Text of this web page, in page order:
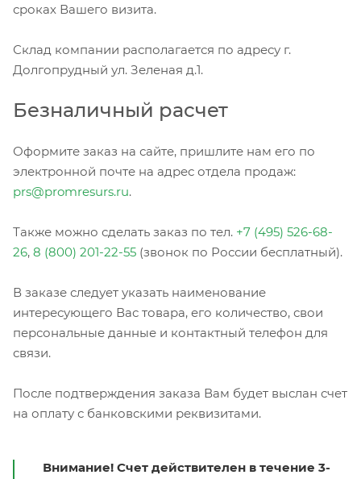
сроках Вашего визита.
Склад компании располагается по адресу г.
Долгопрудный ул. Зеленая д.1.
Безналичный расчет
Оформите заказ на сайте, пришлите нам его по
электронной почте на адрес отдела продаж:
prs@promresurs.ru.
Также можно сделать заказ по тел. +7 (495) 526-68-
26, 8 (800) 201-22-55 (звонок по России бесплатный).
В заказе следует указать наименование
интересующего Вас товара, его количество, свои
персональные данные и контактный телефон для
связи.
После подтверждения заказа Вам будет выслан счет
на оплату с банковскими реквизитами.
Внимание! Счет действителен в течение 3-